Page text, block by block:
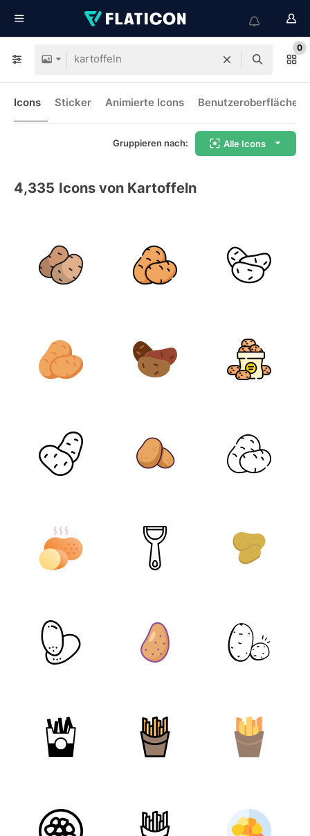
0
Icons Sticker Animierte Icons
Gruppieren nach: Alle Icons
4,335 Icons von Kartoffeln